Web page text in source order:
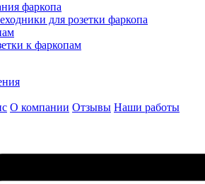
фаркопа
для розетки фаркопа
к фаркопам
О компании Отзывы Наши работы